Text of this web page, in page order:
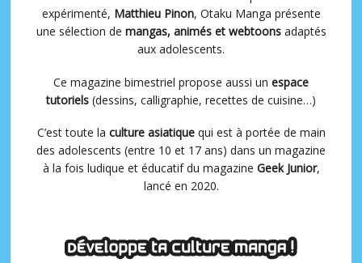
expérimenté, Matthieu Pinon, Otaku Manga présente
une sélection de mangas, animés et webtoonsadaptés
aux adolescents.
Ce magazine bimestriel propose aussi un espace
tutoriels (dessins, calligraphie, recettes de cuisine…)
C’est toute la culture asiatiquequi est à portée de main
des adolescents (entre 10 et 17 ans) dans un magazine
à la fois ludique et éducatif du magazine Geek Junior,
lancé en 2020.